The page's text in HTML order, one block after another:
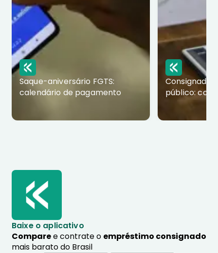
Saque-aniversário FGTS:
calendário de pagamento
Consignado
público:
Baixe o aplicativo
Comparee contrate o empréstimo consignado
mais barato do Brasil